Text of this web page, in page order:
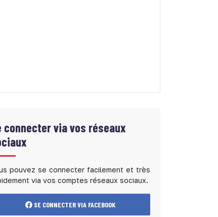
connecter via vos réseaux
pouvez se connecter facilement et très
via vos comptes réseaux sociaux.
SE CONNECTER VIA FACEBOOK